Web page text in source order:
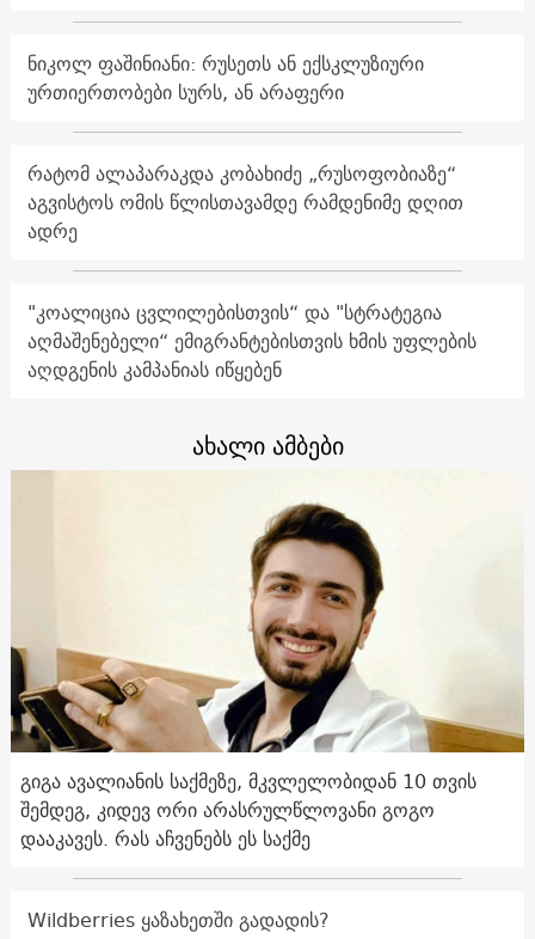
ნიკოლ ფაშინიანი: რუსეთს ან ექსკლუზიური
ურთიერთობები სურს, ან არაფერი
რატომ ალაპარაკდა კობახიძე „რუსოფობიაზე“
აგვისტოს ომის წლისთავამდე რამდენიმე დღით
ადრე
"კოალიცია ცვლილებისთვის“ და "სტრატეგია
აღმაშენებელი“ ემიგრანტებისთვის ხმის უფლების
აღდგენის კამპანიას იწყებენ
ახალი ამბები
გიგა ავალიანის საქმეზე, მკვლელობიდან 10 თვის
შემდეგ, კიდევ ორი არასრულწლოვანი გოგო
დააკავეს. რას აჩვენებს ეს საქმე
Wildberries ყაზახეთში გადადის?